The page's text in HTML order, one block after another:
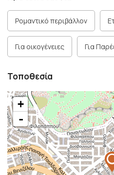
Ρομαντικό περιβάλλον
Για οικογένειες Για
Τοποθεσία
+
-